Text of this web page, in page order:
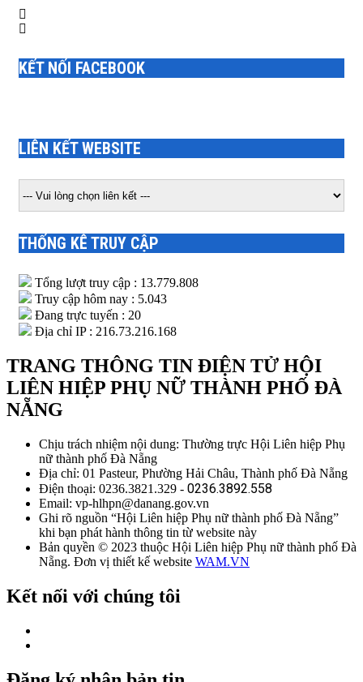
KẾT NỐI FACEBOOK
LIÊN KẾT WEBSITE
THỐNG KÊ TRUY CẬP
Tổng lượt truy cập : 13.779.808
Truy cập hôm nay : 5.043
Đang trực tuyến : 20
Địa chỉ IP : 216.73.216.168
TRANG THÔNG TIN ĐIỆN TỬ HỘI
LIÊN HIỆP PHỤ NỮ THÀNH PHỐ ĐÀ
NẴNG
Chịu trách nhiệm nội dung: Thường trực Hội Liên hiệp Phụ
nữ thành phố Đà Nẵng
Địa chỉ: 01 Pasteur, Phường Hải Châu, Thành phố Đà Nẵng
Điện thoại: 0236.3821.329 - 0236.3892.558
Email: vp-hlhpn@danang.gov.vn
Ghi rõ nguồn “Hội Liên hiệp Phụ nữ thành phố Đà Nẵng”
khi bạn phát hành thông tin từ website này
Bản quyền © 2023 thuộc Hội Liên hiệp Phụ nữ thành phố Đà
Nẵng. Đơn vị thiết kế website WAM.VN
Kết nối với chúng tôi